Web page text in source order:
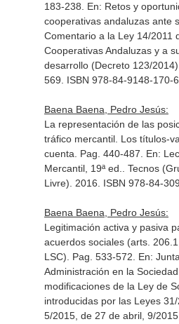
183-238. En: Retos y
cooperativas andaluzas ante
Comentario a la Ley 14/2011
Cooperativas Andaluzas y a
desarrollo (Decreto 123/2014)
569. ISBN 978-84-9148-170-6
Baena Baena, Pedro Jesús:
La representación de las
tráfico mercantil. Los títulos-
cuenta. Pag. 440-487. En:
Mercantil, 19ª ed.
. Tecnos
Livre). 2016. ISBN 978-84-
Baena Baena, Pedro Jesús:
Legitimación activa y pasiva
acuerdos sociales (arts.
LSC). Pag. 533-572. En:
Administración en la
modificaciones de la Ley de
introducidas por las Leyes
5/2015, de 27 de abril, 9/